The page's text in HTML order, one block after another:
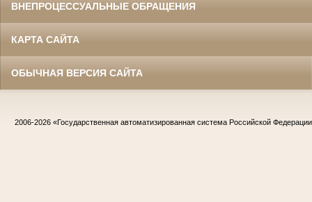
ВНЕПРОЦЕССУАЛЬНЫЕ ОБРАЩЕНИЯ
КАРТА САЙТА
ОБЫЧНАЯ ВЕРСИЯ САЙТА
2006-2026 «Государственная автоматизированная система Российской